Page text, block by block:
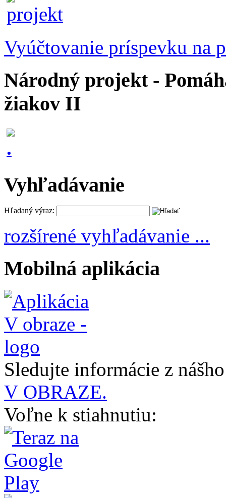
Vyúčtovanie príspevku na
Národný projekt -
žiakov II
Vyhľadávanie
Hľadaný výraz:
rozšírené vyhľadávanie ...
Mobilná aplikácia
Sledujte informácie z
V OBRAZE.
Voľne k stiahnutiu: